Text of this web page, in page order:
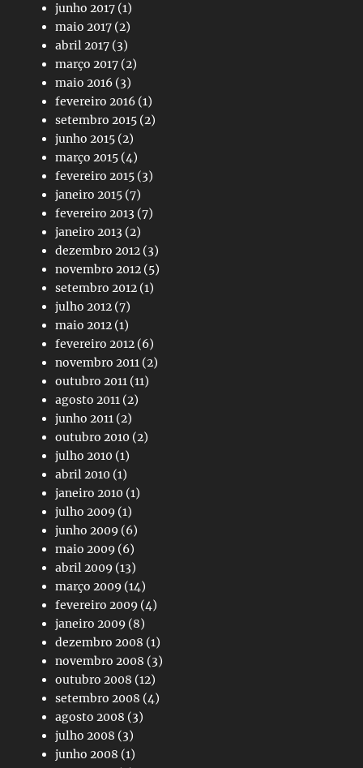
junho 2017 (1)
maio 2017 (2)
abril 2017 (3)
março 2017 (2)
maio 2016 (3)
fevereiro 2016 (1)
setembro 2015 (2)
junho 2015 (2)
março 2015 (4)
fevereiro 2015 (3)
janeiro 2015 (7)
fevereiro 2013 (7)
janeiro 2013 (2)
dezembro 2012 (3)
novembro 2012 (5)
setembro 2012 (1)
julho 2012 (7)
maio 2012 (1)
fevereiro 2012 (6)
novembro 2011 (2)
outubro 2011 (11)
agosto 2011 (2)
junho 2011 (2)
outubro 2010 (2)
julho 2010 (1)
abril 2010 (1)
janeiro 2010 (1)
julho 2009 (1)
junho 2009 (6)
maio 2009 (6)
abril 2009 (13)
março 2009 (14)
fevereiro 2009 (4)
janeiro 2009 (8)
dezembro 2008 (1)
novembro 2008 (3)
outubro 2008 (12)
setembro 2008 (4)
agosto 2008 (3)
julho 2008 (3)
junho 2008 (1)